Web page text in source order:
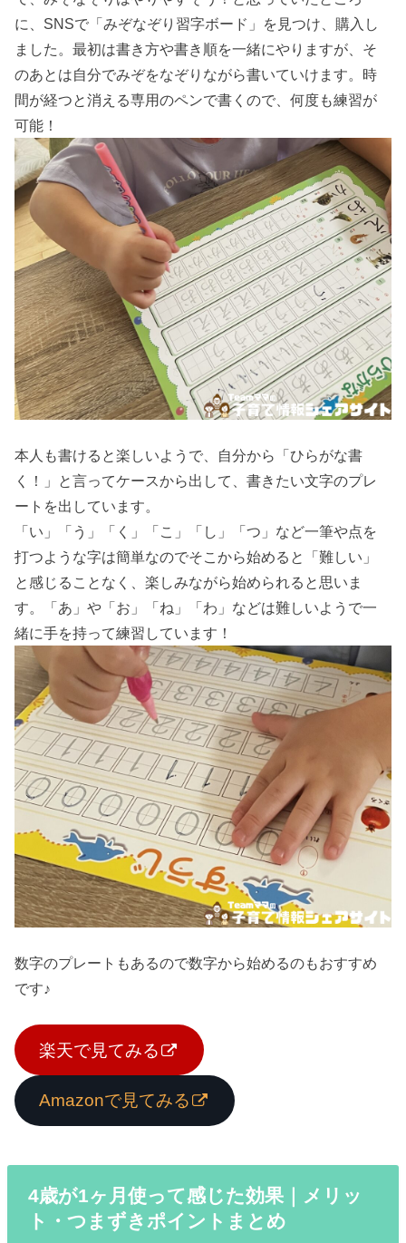
に、SNSで「みぞなぞり習字ボード」を見つけ、購入し
ました。最初は書き方や書き順を一緒にやりますが、そ
のあとは自分でみぞをなぞりながら書いていけます。時
間が経つと消える専用のペンで書くので、何度も練習が
可能！
本人も書けると楽しいようで、自分から「ひらがな書
く！」と言ってケースから出して、書きたい文字のプレ
ートを出しています。
「い」「う」「く」「こ」「し」「つ」など一筆や点を
打つような字は簡単なのでそこから始めると「難しい」
と感じることなく、楽しみながら始められると思いま
す。「あ」や「お」「ね」「わ」などは難しいようで一
緒に手を持って練習しています！
数字のプレートもあるので数字から始めるのもおすすめ
です♪
楽天で見てみる
Amazonで見てみる
4歳が1ヶ月使って感じた効果｜メリッ
ト・つまずきポイントまとめ